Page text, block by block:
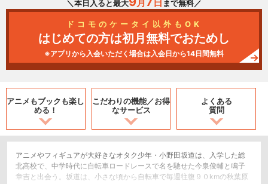
＼本日入ると最大 月 日 まで無料／
ドコモのケータイ以外もOK
はじめての方は初月無料でおためし
※アプリから入会いただく場合は入会日から14日間無料
アニメもブックも楽し
める！
こだわりの機能／お得
なサービス
よくある
質問
アニメやフィギュアが大好きなオタク少年・小野田坂道は、入学した総
北高校で、中学時代に自転車ロードレースで名を馳せた今泉俊輔と鳴子
章吉と出会う。坂道は、小さな頃から自転車で毎週往復９０kmの秋葉原